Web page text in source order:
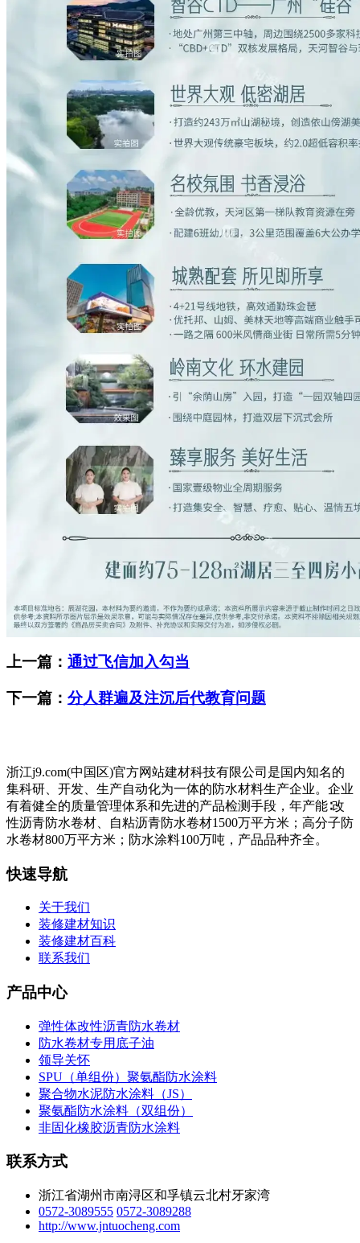
上一篇： 通过飞信加入勾当
下一篇： 分人群遍及注沉后代教育问题
浙江j9.com(中国区)官方网站建材科技有限公司是国内知名的
集科研、开发、生产自动化为一体的防水材料生产企业。企业
有着健全的质量管理体系和先进的产品检测手段，年产能∶改
性沥青防水卷材、自粘沥青防水卷材1500万平方米；高分子防
水卷材800万平方米；防水涂料100万吨，产品品种齐全。
快速导航
关于我们
装修建材知识
装修建材百科
联系我们
产品中心
弹性体改性沥青防水卷材
防水卷材专用底子油
领导关怀
SPU（单组份）聚氨酯防水涂料
聚合物水泥防水涂料（JS）
聚氨酯防水涂料（双组份）
非固化橡胶沥青防水涂料
联系方式
浙江省湖州市南浔区和孚镇云北村牙家湾
0572-3089555 0572-3089288
http://www.jntuocheng.com